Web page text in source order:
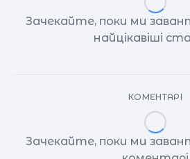
Зачекайте, поки ми
найцікавіші
КОМЕНТАРІ
Зачекайте, поки ми